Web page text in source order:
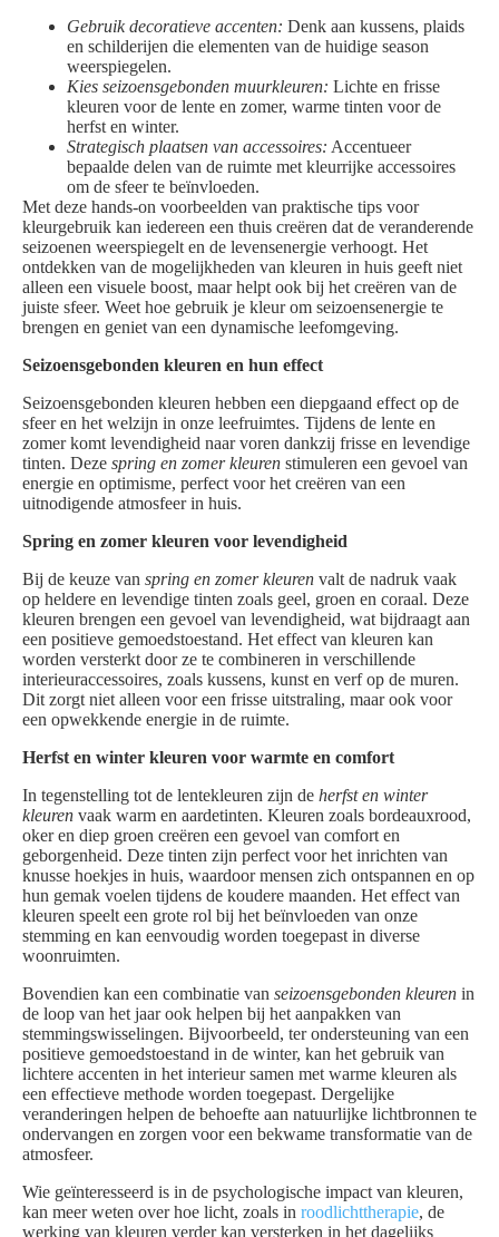
Gebruik decoratieve accenten: Denk aan kussens, plaids
en schilderijen die elementen van de huidige season
weerspiegelen.
Kies seizoensgebonden muurkleuren: Lichte en frisse
kleuren voor de lente en zomer, warme tinten voor de
herfst en winter.
Strategisch plaatsen van accessoires: Accentueer
bepaalde delen van de ruimte met kleurrijke accessoires
om de sfeer te beïnvloeden.
Met deze hands-on voorbeelden van praktische tips voor
kleurgebruik kan iedereen een thuis creëren dat de veranderende
seizoenen weerspiegelt en de levensenergie verhoogt. Het
ontdekken van de mogelijkheden van kleuren in huis geeft niet
alleen een visuele boost, maar helpt ook bij het creëren van de
juiste sfeer. Weet hoe gebruik je kleur om seizoensenergie te
brengen en geniet van een dynamische leefomgeving.
Seizoensgebonden kleuren en hun effect
Seizoensgebonden kleuren hebben een diepgaand effect op de
sfeer en het welzijn in onze leefruimtes. Tijdens de lente en
zomer komt levendigheid naar voren dankzij frisse en levendige
tinten. Deze spring en zomer kleuren stimuleren een gevoel van
energie en optimisme, perfect voor het creëren van een
uitnodigende atmosfeer in huis.
Spring en zomer kleuren voor levendigheid
Bij de keuze van spring en zomer kleuren valt de nadruk vaak
op heldere en levendige tinten zoals geel, groen en coraal. Deze
kleuren brengen een gevoel van levendigheid, wat bijdraagt aan
een positieve gemoedstoestand. Het effect van kleuren kan
worden versterkt door ze te combineren in verschillende
interieuraccessoires, zoals kussens, kunst en verf op de muren.
Dit zorgt niet alleen voor een frisse uitstraling, maar ook voor
een opwekkende energie in de ruimte.
Herfst en winter kleuren voor warmte en comfort
In tegenstelling tot de lentekleuren zijn de herfst en winter
kleuren vaak warm en aardetinten. Kleuren zoals bordeauxrood,
oker en diep groen creëren een gevoel van comfort en
geborgenheid. Deze tinten zijn perfect voor het inrichten van
knusse hoekjes in huis, waardoor mensen zich ontspannen en op
hun gemak voelen tijdens de koudere maanden. Het effect van
kleuren speelt een grote rol bij het beïnvloeden van onze
stemming en kan eenvoudig worden toegepast in diverse
woonruimten.
Bovendien kan een combinatie van seizoensgebonden kleuren in
de loop van het jaar ook helpen bij het aanpakken van
stemmingswisselingen. Bijvoorbeeld, ter ondersteuning van een
positieve gemoedstoestand in de winter, kan het gebruik van
lichtere accenten in het interieur samen met warme kleuren als
een effectieve methode worden toegepast. Dergelijke
veranderingen helpen de behoefte aan natuurlijke lichtbronnen te
ondervangen en zorgen voor een bekwame transformatie van de
atmosfeer.
Wie geïnteresseerd is in de psychologische impact van kleuren,
kan meer weten over hoe licht, zoals in roodlichttherapie, de
werking van kleuren verder kan versterken in het dagelijks